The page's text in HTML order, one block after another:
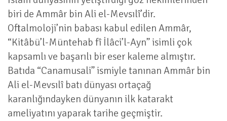
biri de Ammâr bin Ali el-Mevsılî’dir.
Oftalmoloji’nin babası kabul edilen Ammâr,
“Kitâbü’l-Müntehab fî İlâci’l-Ayn” isimli çok
kapsamlı ve başarılı bir eser kaleme almıştır.
Batıda “Canamusali” ismiyle tanınan Ammâr bin
Ali el-Mevsılî batı dünyası ortaçağ
karanlığındayken dünyanın ilk katarakt
ameliyatını yaparak tarihe geçmiştir.